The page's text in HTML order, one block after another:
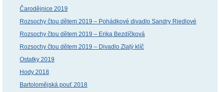
Čarodějnice 2019
Rozsochy čtou dětem 2019 – Pohádkové divadlo Sandry Riedlové
Rozsochy čtou dětem 2019 – Erika Bezdíčková
Rozsochy čtou dětem 2019 – Divadlo Zlatý klíč
Ostatky 2019
Hody 2018
Bartolomějská pouť 2018